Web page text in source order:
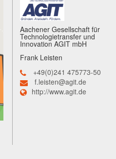
Aachener Gesellschaft für
Technologietransfer und
Innovation AGIT mbH
Frank Leisten
+49(0)241 475773-50
f.leisten@agit.de
http://www.agit.de